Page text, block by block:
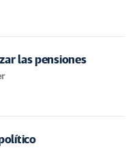
las pensiones